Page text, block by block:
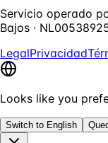
Servicio operado
Bajos ·
LegalPrivacidad
Looks like you
Switch to English